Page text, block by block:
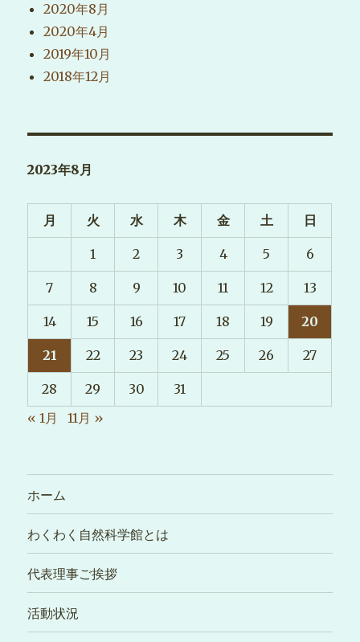
2020年8月
2020年4月
2019年10月
2018年12月
2023年8月
月 火 水 木 金 土 日
1 2 3 4 5 6
7 8 9 10 11 12 13
14 15 16 17 18 19 20
21 22 23 24 25 26 27
28 29 30
31
« 1月
11月 »
ホーム
わくわく自然科学館とは
代表理事ご挨拶
活動状況